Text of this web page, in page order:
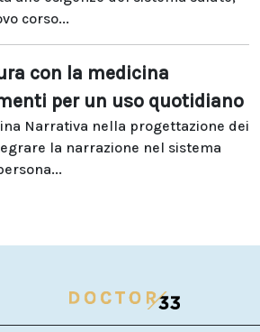
corso...
con la medicina
per un uso quotidiano
Narrativa nella progettazione dei
la narrazione nel sistema